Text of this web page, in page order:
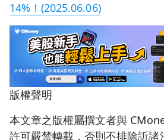
14%！(2025.06.06)
版權聲明
本文章之版權屬撰文者與
許可嚴禁轉載，否則不排除訢諸